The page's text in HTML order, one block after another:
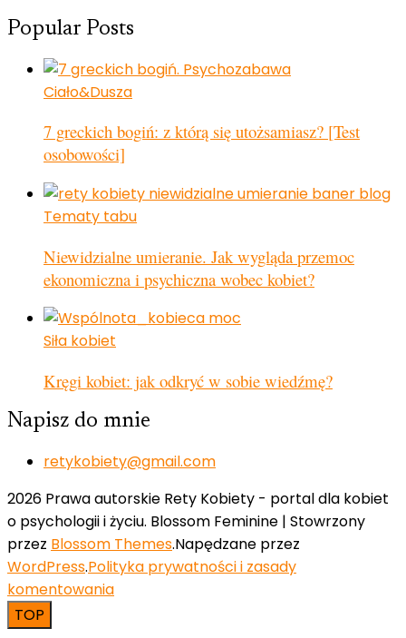
Popular Posts
Ciało&Dusza
7 greckich bogiń: z którą się utożsamiasz? [Test
osobowości]
Tematy tabu
Niewidzialne umieranie. Jak wygląda przemoc
ekonomiczna i psychiczna wobec kobiet?
Siła kobiet
Kręgi kobiet: jak odkryć w sobie wiedźmę?
Napisz do mnie
retykobiety@gmail.com
2026 Prawa autorskie Rety Kobiety - portal dla kobiet
o psychologii i życiu. Blossom Feminine | Stowrzony
przez Blossom Themes.Napędzane przez
WordPress.Polityka prywatności i zasady
komentowania
TOP